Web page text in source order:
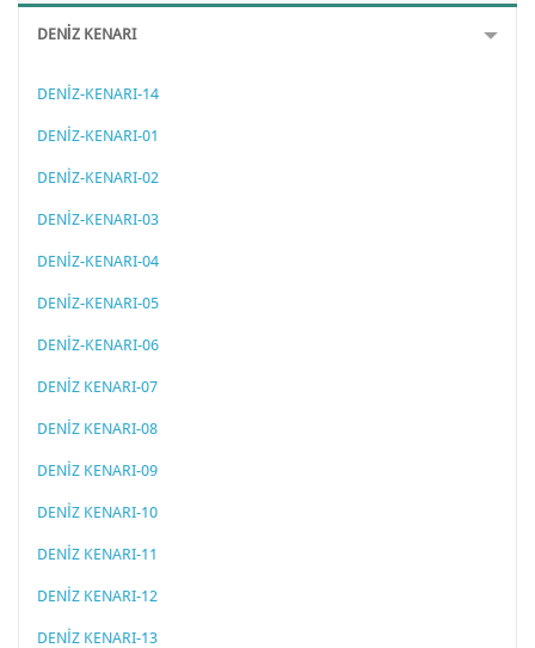
DENİZ KENARI
DENİZ-KENARI-14
DENİZ-KENARI-01
DENİZ-KENARI-02
DENİZ-KENARI-03
DENİZ-KENARI-04
DENİZ-KENARI-05
DENİZ-KENARI-06
DENİZ KENARI-07
DENİZ KENARI-08
DENİZ KENARI-09
DENİZ KENARI-10
DENİZ KENARI-11
DENİZ KENARI-12
DENİZ KENARI-13